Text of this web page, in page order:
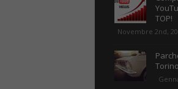
TOP!
Novembre 2nd,